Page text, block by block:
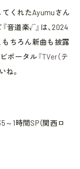
くれたAyumuさん
音道楽√』は、2024
もちろん新曲も披露
ポータル 『TVer（テ
ね。
～1時間SP（関西ロ